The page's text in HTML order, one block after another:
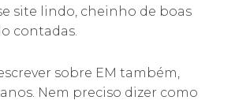
site lindo, cheinho de boas
contadas.
sobre EM também,
Nem preciso dizer como